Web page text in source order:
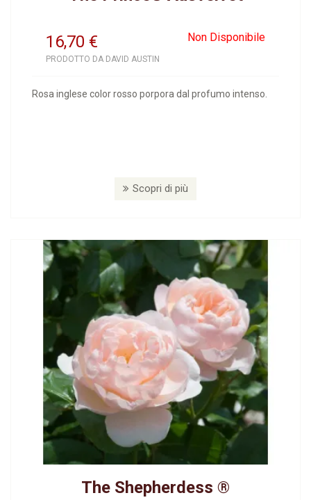
16,70 Non Disponibile
€
PRODOTTO DA DAVID AUSTIN
Rosa inglese color rosso porpora dal profumo intenso.
Scopri di più
The Shepherdess ®